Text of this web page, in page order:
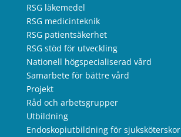
RSG läkemedel
RSG medicinteknik
RSG patientsäkerhet
RSG stöd för utveckling
Nationell högspecialiserad vård
Samarbete för bättre vård
Projekt
Råd och arbetsgrupper
Utbildning
Endoskopiutbildning för sjuksköterskor